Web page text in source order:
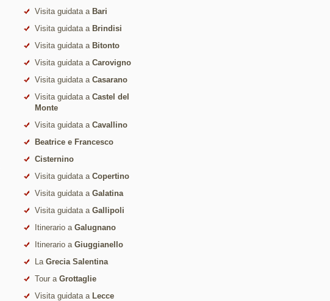
Visita guidata a Bari
Visita guidata a Brindisi
Visita guidata a Bitonto
Visita guidata a Carovigno
Visita guidata a Casarano
Visita guidata a Castel del
Monte
Visita guidata a Cavallino
Beatrice e Francesco
Cisternino
Visita guidata a Copertino
Visita guidata a Galatina
Visita guidata a Gallipoli
Itinerario a Galugnano
Itinerario a Giuggianello
La Grecia Salentina
Tour a Grottaglie
Visita guidata a Lecce